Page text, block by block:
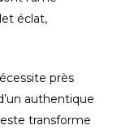
éclat,
près
authentique
transforme